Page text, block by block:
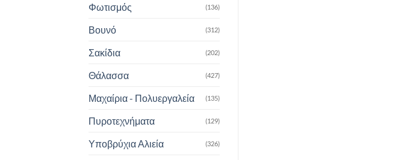
Φωτισμός (136)
Βουνό (312)
Σακίδια (202)
Θάλασσα (427)
Μαχαίρια - Πολυεργαλεία (135)
Πυροτεχνήματα (129)
Υποβρύχια Αλιεία (326)